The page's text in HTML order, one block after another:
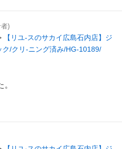
)
【リユ-スのサカイ広島石内店】ジ
ク/クリ-ニング済み/HG-10189/